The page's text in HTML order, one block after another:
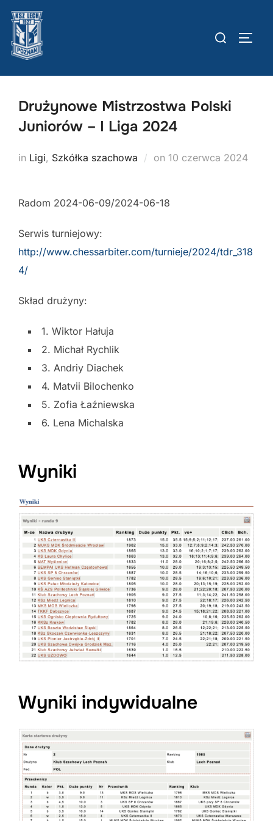
Skip
content
Szukaj:
Drużynowe Mistrzostwa Polski
Juniorów – I Liga 2024
in Ligi, Szkółka szachowa on Posted
10 czerwca 2024
Radom 2024-06-09/2024-06-18
Serwis turniejowy:
http://www.chessarbiter.com/turnieje/2024/tdr_318
4/
Skład drużyny:
1. Wiktor Hałuja
2. Michał Rychlik
3. Andriy Diachek
4. Matvii Bilochenko
5. Zofia Łaźniewska
6. Lena Michalska
Wyniki
Wyniki indywidualne